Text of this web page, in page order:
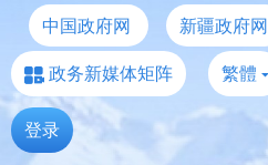
中国政府网 新疆政府网
政务新媒体矩阵
繁體
登录